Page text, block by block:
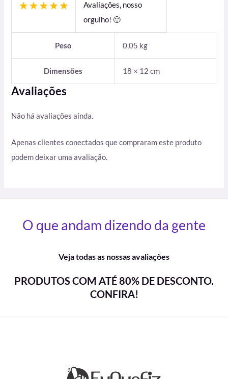
Avaliações, nosso
orgulho! 🙂
Peso 0,05 kg
Dimensões 18 × 12 cm
Avaliações
Não há avaliações ainda.
Apenas clientes conectados que compraram este produto
podem deixar uma avaliação.
O que andam dizendo da gente
Veja todas as nossas avaliações
PRODUTOS COM ATÉ 80% DE DESCONTO.
CONFIRA!